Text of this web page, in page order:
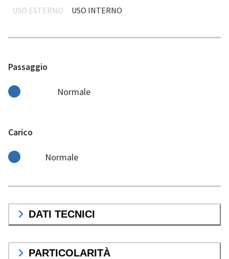
USO ESTERNO USO INTERNO
Passaggio
Normale
Carico
Normale
DATI TECNICI
PARTICOLARITÀ